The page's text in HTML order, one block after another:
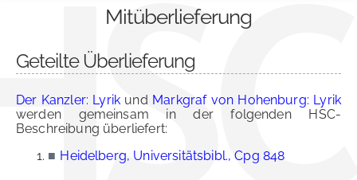
Mitüberlieferung
Geteilte Überlieferung
Der Kanzler: Lyrik und Markgraf von Hohenburg: Lyrik
werden gemeinsam in der folgenden HSC-
Beschreibung überliefert:
■ Heidelberg, Universitätsbibl., Cpg 848